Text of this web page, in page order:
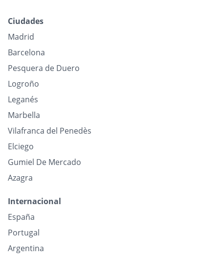
Ciudades
Madrid
Barcelona
Pesquera de Duero
Logroño
Leganés
Marbella
Vilafranca del Penedès
Elciego
Gumiel De Mercado
Azagra
Internacional
España
Portugal
Argentina